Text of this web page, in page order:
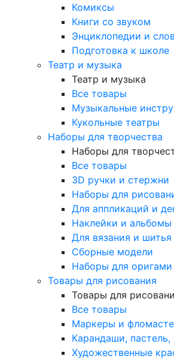
Комиксы
Книги со звуком
Энциклопедии и
Подготовка к школе
Театр и музыка
Театр и музыка
Все товары
Музыкальные
Кукольные театры
Наборы для творчества
Наборы для
Все товары
3D ручки и стержни
Наборы для
Для аппликаций и
Наклейки и альбомы
Для вязания и шитья
Сборные модели
Наборы для оригами
Товары для рисования
Товары для
Все товары
Маркеры и
Карандаши, пастель,
Художественные